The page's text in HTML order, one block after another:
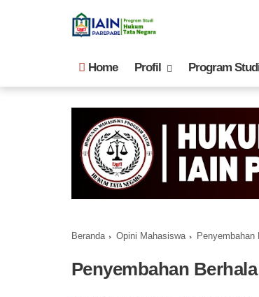
Home Profil Program
Beranda Opini Mahasiswa Penyembahan
Penyembahan